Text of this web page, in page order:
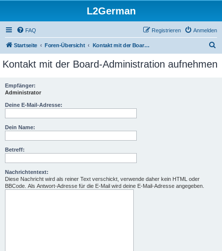
L2German
FAQ Anmelden
Registrieren
Startseite Foren-Übersicht Kontakt mit der Board-Administration aufnehmen
c
Kontakt mit der Board-Administration aufnehmen
Empfänger:
Administrator
Deine E-Mail-Adresse:
Dein Name:
Betreff:
Nachrichtentext:
Diese Nachricht wird als reiner Text verschickt, verwende daher kein HTML oder
BBCode. Als Antwort-Adresse für die E-Mail wird deine E-Mail-Adresse angegeben.